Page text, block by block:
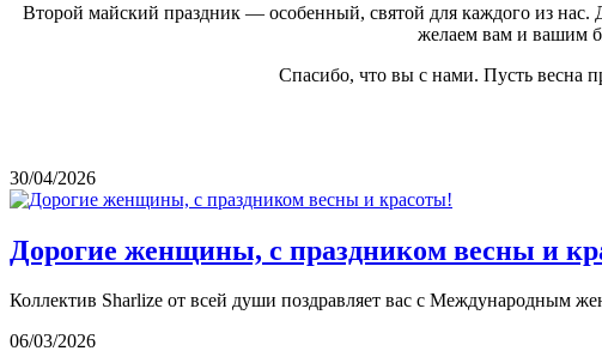
Второй майский праздник — особенный, святой для каждого из
желаем вам и вашим
Спасибо, что вы с нами. Пусть весна
30/04/2026
Дорогие женщины, с праздником весны и
Коллектив Sharlize от всей души поздравляет вас с Международным
06/03/2026